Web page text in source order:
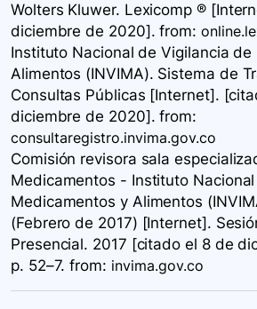
Wolters Kluwer. Lexicomp ®
diciembre de 2020]. from:
Instituto Nacional de Vigilancia
Alimentos (INVIMA). Sistema de
Consultas Públicas [Internet].
diciembre de 2020]. from:
consultaregistro.invima.gov.co
Comisión revisora sala
Medicamentos - Instituto
Medicamentos y Alimentos
(Febrero de 2017) [Internet].
Presencial. 2017 [citado el 8 de
p. 52–7. from: invima.gov.co